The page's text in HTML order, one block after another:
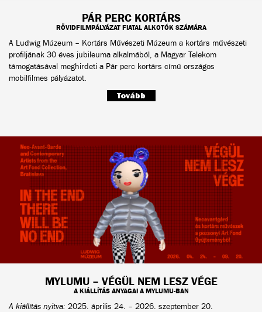
PÁR PERC KORTÁRS
RÖVIDFILMPÁLYÁZAT FIATAL ALKOTÓK SZÁMÁRA
A Ludwig Múzeum – Kortárs Művészeti Múzeum a kortárs művészeti
profiljának 30 éves jubileuma alkalmából, a Magyar Telekom
támogatásával meghirdeti a Pár perc kortárs című országos
mobilfilmes pályázatot.
Tovább
MYLUMU – VÉGÜL NEM LESZ VÉGE
A KIÁLLÍTÁS ANYAGAI A MYLUMU-BAN
A kiállítás nyitva: 2025. április 24. – 2026. szeptember 20.